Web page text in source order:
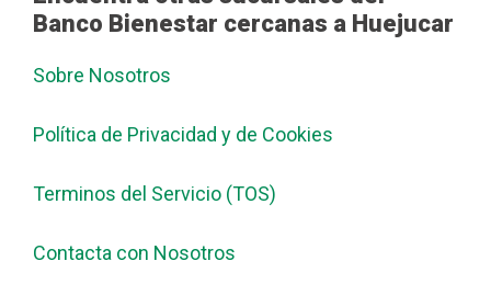
Banco Bienestar cercanas a Huejucar
Sobre Nosotros
Política de Privacidad y de Cookies
Terminos del Servicio (TOS)
Contacta con Nosotros